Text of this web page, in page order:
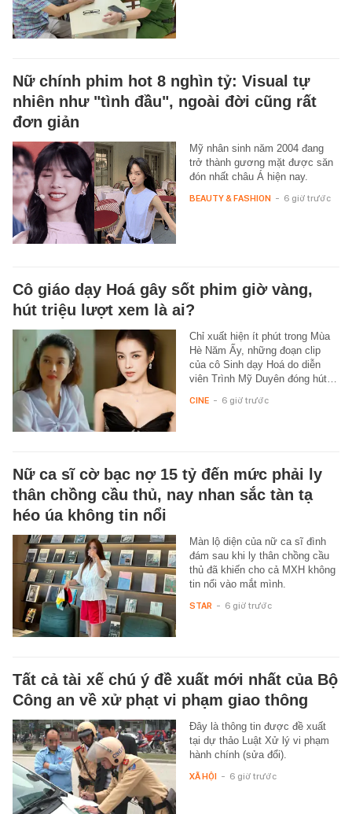
Nữ chính phim hot 8 nghìn tỷ: Visual tự
nhiên như "tình đầu", ngoài đời cũng rất
đơn giản
Mỹ nhân sinh năm 2004 đang
trở thành gương mặt được săn
đón nhất châu Á hiện nay.
BEAUTY & FASHION - 6 giờ trước
Cô giáo dạy Hoá gây sốt phim giờ vàng,
hút triệu lượt xem là ai?
Chỉ xuất hiện ít phút trong Mùa
Hè Năm Ấy, những đoạn clip
của cô Sinh dạy Hoá do diễn
viên Trình Mỹ Duyên đóng hút…
CINE - 6 giờ trước
Nữ ca sĩ cờ bạc nợ 15 tỷ đến mức phải ly
thân chồng cầu thủ, nay nhan sắc tàn tạ
héo úa không tin nổi
Màn lộ diện của nữ ca sĩ đình
đám sau khi ly thân chồng cầu
thủ đã khiến cho cả MXH không
tin nổi vào mắt mình.
STAR - 6 giờ trước
Tất cả tài xế chú ý đề xuất mới nhất của Bộ
Công an về xử phạt vi phạm giao thông
Đây là thông tin được đề xuất
tại dự thảo Luật Xử lý vi phạm
hành chính (sửa đổi).
XÃ HỘI - 6 giờ trước